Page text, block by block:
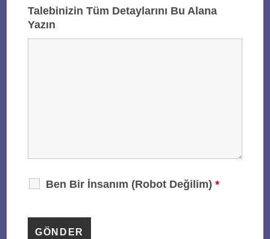
Talebinizin Tüm Detaylarını Bu Alana
Yazın
Ben Bir İnsanım (Robot Değilim)*